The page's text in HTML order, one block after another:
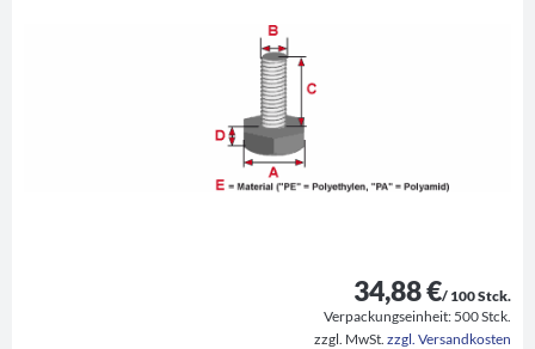
34,88 €/ 100 Stck.
Verpackungseinheit: 500 Stck.
zzgl. MwSt. zzgl. Versandkosten